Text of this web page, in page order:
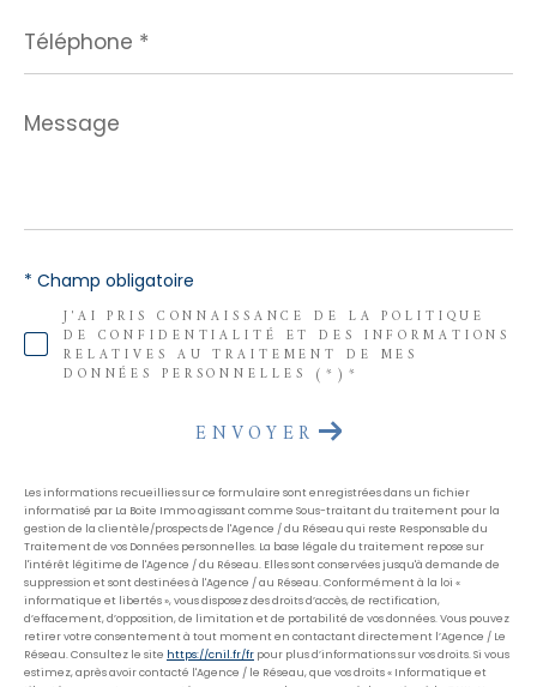
*
Message
*
J'AI PRIS CONNAISSANCE DE LA POLITIQUE
DE CONFIDENTIALITÉ ET DES INFORMATIONS
RELATIVES AU TRAITEMENT DE MES
DONNÉES PERSONNELLES (*)*
* Champ obligatoire
ENVOYER
Les informations recueillies sur ce formulaire sont enregistrées dans un fichier
informatisé par La Boite Immo agissant comme Sous-traitant du traitement pour la
gestion de la clientèle/prospects de l'Agence / du Réseau qui reste Responsable du
Traitement de vos Données personnelles. La base légale du traitement repose sur
l'intérêt légitime de l'Agence / du Réseau. Elles sont conservées jusqu'à demande de
suppression et sont destinées à l'Agence / au Réseau. Conformément à la loi «
informatique et libertés », vous disposez des droits d’accès, de rectification,
d’effacement, d’opposition, de limitation et de portabilité de vos données. Vous pouvez
retirer votre consentement à tout moment en contactant directement l’Agence / Le
Réseau. Consultez le site https://cnil.fr/fr pour plus d’informations sur vos droits. Si vous
estimez, après avoir contacté l'Agence / le Réseau, que vos droits « Informatique et